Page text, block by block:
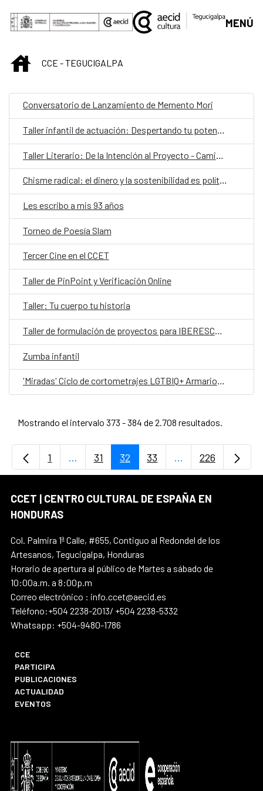
Saltar al contenido principal
MENÚ
INICIOCCE - TEGUCIGALPA
Conversatorio de Lanzamiento de Memento Mori
Taller infantil de actuación: Despertando tu potencial creativo
Chisme radical: el dinero y la sostenibilidad es política
Les escribo a mis 93 años
Torneo de Poesía Slam
Tercer Cine en el CCET
Taller de PinPoint y Verificación Online
Taller: Tu cuerpo tu historia
Taller de formulación de proyectos para IBERESCENA
Zumba infantil
'Miradas' Ciclo de cortometrajes LGTBIQ+ Armarios Abiertos
Mostrando el intervalo 373 - 384 de 2.708 resultados.
Página
1 ...Páginas intermedias Use TAB para
Página
31 Página
32 Página
33 ...PáginasPágina
226
CCET | CENTRO CULTURAL DE ESPAÑA EN
HONDURAS
Col. Palmira 1ª Calle, #655, Contiguo al Redondel de los
Artesanos, Tegucigalpa, Honduras
Horario de apertura al público de Martes a sábado de
10:00a.m. a 8:00p.m
Correo electrónico : info.ccet@aecid.es
Teléfono:+504 2238-2013/ +504 2238-5332
Whatsapp: +504-9480-1786
CCE
PARTICIPA
PUBLICACIONES
ACTUALIDAD
EVENTOS